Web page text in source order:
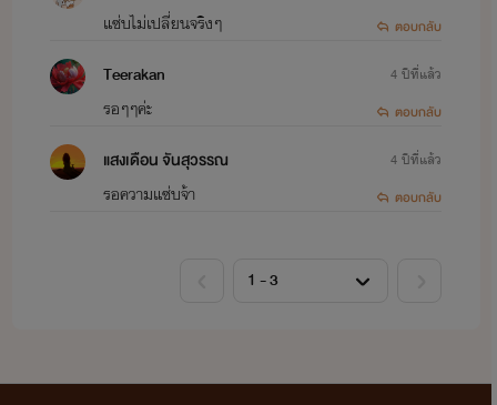
แซ่บไม่เปลี่ยนจริงๆ
ตอบกลับ
Teerakan
รอๆๆค่ะ
4 ปีที่แล้ว
ตอบกลับ
แสงเดือน จันสุวรรณ
รอความแซ่บจ้า
4 ปีที่แล้ว
ตอบกลับ